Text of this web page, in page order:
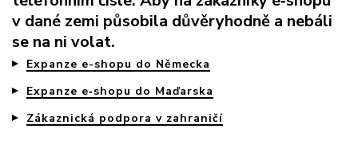
v dané zemi působila důvěryhodně a nebáli
se na ni volat.
Expanze e-shopu do Německa
Expanze e‑shopu do Maďarska
Zákaznická podpora v zahraničí